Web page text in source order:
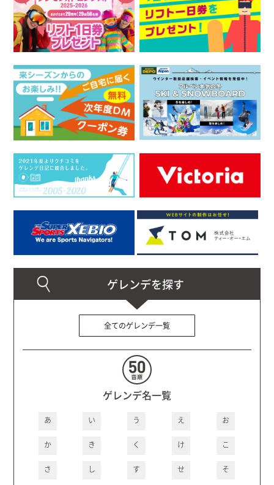
全てのゲレンデ一覧
ゲレンデ名一覧
あ い う え お
か き く け こ
さ し す せ そ